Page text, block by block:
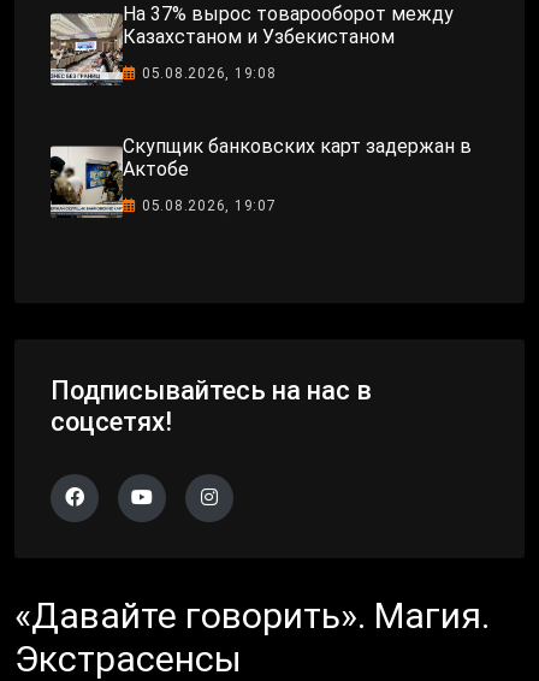
На 37% вырос товарооборот между
Казахстаном и Узбекистаном
05.08.2026, 19:08
Скупщик банковских карт задержан в
Актобе
05.08.2026, 19:07
Подписывайтесь на нас в
соцсетях!
«Давайте говорить». Магия.
Экстрасенсы